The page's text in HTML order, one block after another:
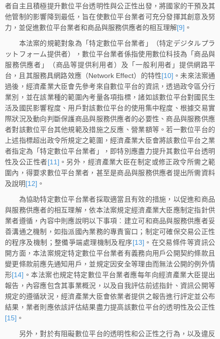
者自主且積極提升數位平台透明性與公正性出發，將國家的干預及其
他管制的影響降到最低，旨在使數位平台業者可充分發揮其創意及努
力，並促進數位平台業者和商品與服務供應者的相互理解[9] 。
本法案的規範對象為「特定數位平台業者」（特定デジタルプラ
ットフォーム提供者），數位平台業者係指使用數位科技為「商品與
服務供應者」（商品等提供利用者）及「一般利用者」提供網路平
台，且其服務具網路效應（Network Effect）的特性[10] 。未來法案通
過後，經濟產業大臣會先參考來自數位平台的資訊，透過政令區分行
業別，並在該業種的範圍內考量各項指標，諸如該數位平台對國民生
活及國民影響程度、用戶對該數位平台的使用集中程度、根據交易實
際狀況及動向判斷保護商品與服務供應者的必要性、商品與服務供應
者對該數位平台其他規範及措施之反應、營業額等。若一數位平台的
上述指標超出政令所規定之範圍，經濟產業大臣會將該數位平台之業
者指定為「特定數位平台業者」，即特別應盡力提升其數位平台透明
性及公正性者[11] 。另外，經濟產業大臣在制定或修正政令所需之範
圍內，得要求數位平台業者，甚至是商品與服務供應者提出所需資料
及說明[12] 。
為協助特定數位平台業者採取適當且有效的措施，以促進和商品
與服務供應者的相互理解，依本法案規定經濟產業大臣應制定指針供
業者遵循，內容中則應說明以下事項︰建立可和商品與服務供應者妥
善溝通之機制，如指派國內業務的專責窗口；制定可確保交易公正性
的程序及機制；整備爭端處理機制及程序[13] 。在交易條件等資訊公
開方面，本法案規定特定數位平台業者有義務向用戶公開契約條款且
變更條款前應先通知用戶，並規定因安全等理由而無法公開的例外情
形[14] 。本法案也規定特定數位平台業者應每年向經濟產業大臣提出
報告，內容應包含其事業概況，以及自我評估前述指針、資訊公開等
規定的遵循狀況，經濟產業大臣會依業者提供之報告進行評定並公布
結果，業者則應依該評估結果盡力提高該數位平台的透明性及公正性
[15] 。
另外，對於有阻礙數位平台的透明性和公正性之行為，以及違反